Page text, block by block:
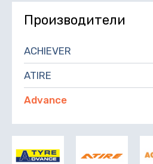
Производители
ACHIEVER
ATIRE
Advance